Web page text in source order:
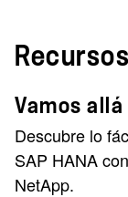
Recursos
Vamos allá
Descubre lo
SAP HANA
NetApp.